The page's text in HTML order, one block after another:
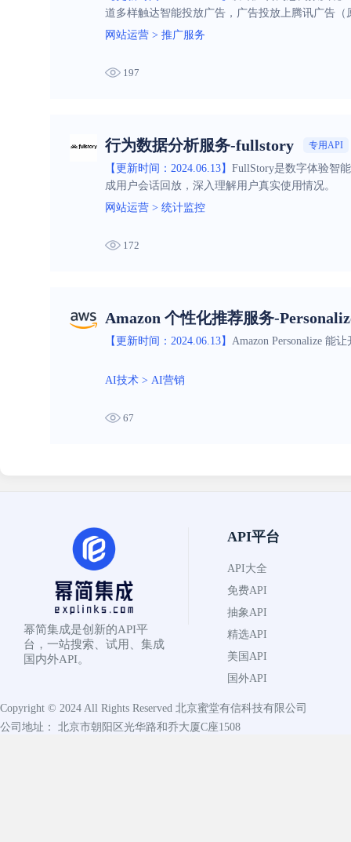
道多样触达智能投放广告，广告投放上腾讯广告（
网站运营 > 推广服务
197
行为数据分析服务-fullstory 专用API
【更新时间：2024.06.13】 FullStory是数字体验智
成用户会话回放，深入理解用户真实使用情况。
网站运营 > 统计监控
172
Amazon 个性化推荐服务-
【更新时间：2024.06.13】 Amazon Personalize 能
AI技术 > AI营销
67
幂简集成是创新的API平
台，一站搜索、试用、集成
国内外API。
API平台
API大全
免费API
抽象API
精选API
美国API
国外API
Copyright © 2024 All Rights Reserved 北京蜜堂有信科技有限公司
公司地址： 北京市朝阳区光华路和乔大厦C座1508